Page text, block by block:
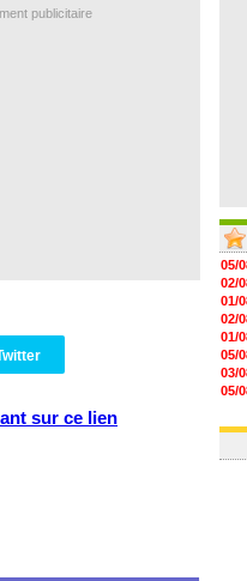
publicitaire
sur ce lien
05/
02/
01/
02/
01/
05/
03/
05/
03/